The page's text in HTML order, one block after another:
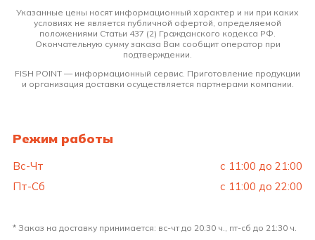
Указанные цены носят информационный характер и ни при каких
условиях не является публичной офертой, определяемой
положениями Статьи 437 (2) Гражданского кодекса РФ.
Окончательную сумму заказа Вам сообщит оператор при
подтверждении.
FISH POINT — информационный сервис. Приготовление продукции
и организация доставки осуществляется партнерами компании.
Режим работы
Вс-Чт
с 11:00 до 21:00
Пт-Сб
с 11:00 до 22:00
* Заказ на доставку принимается: вс-чт до 20:30 ч., пт-сб до 21:30 ч.